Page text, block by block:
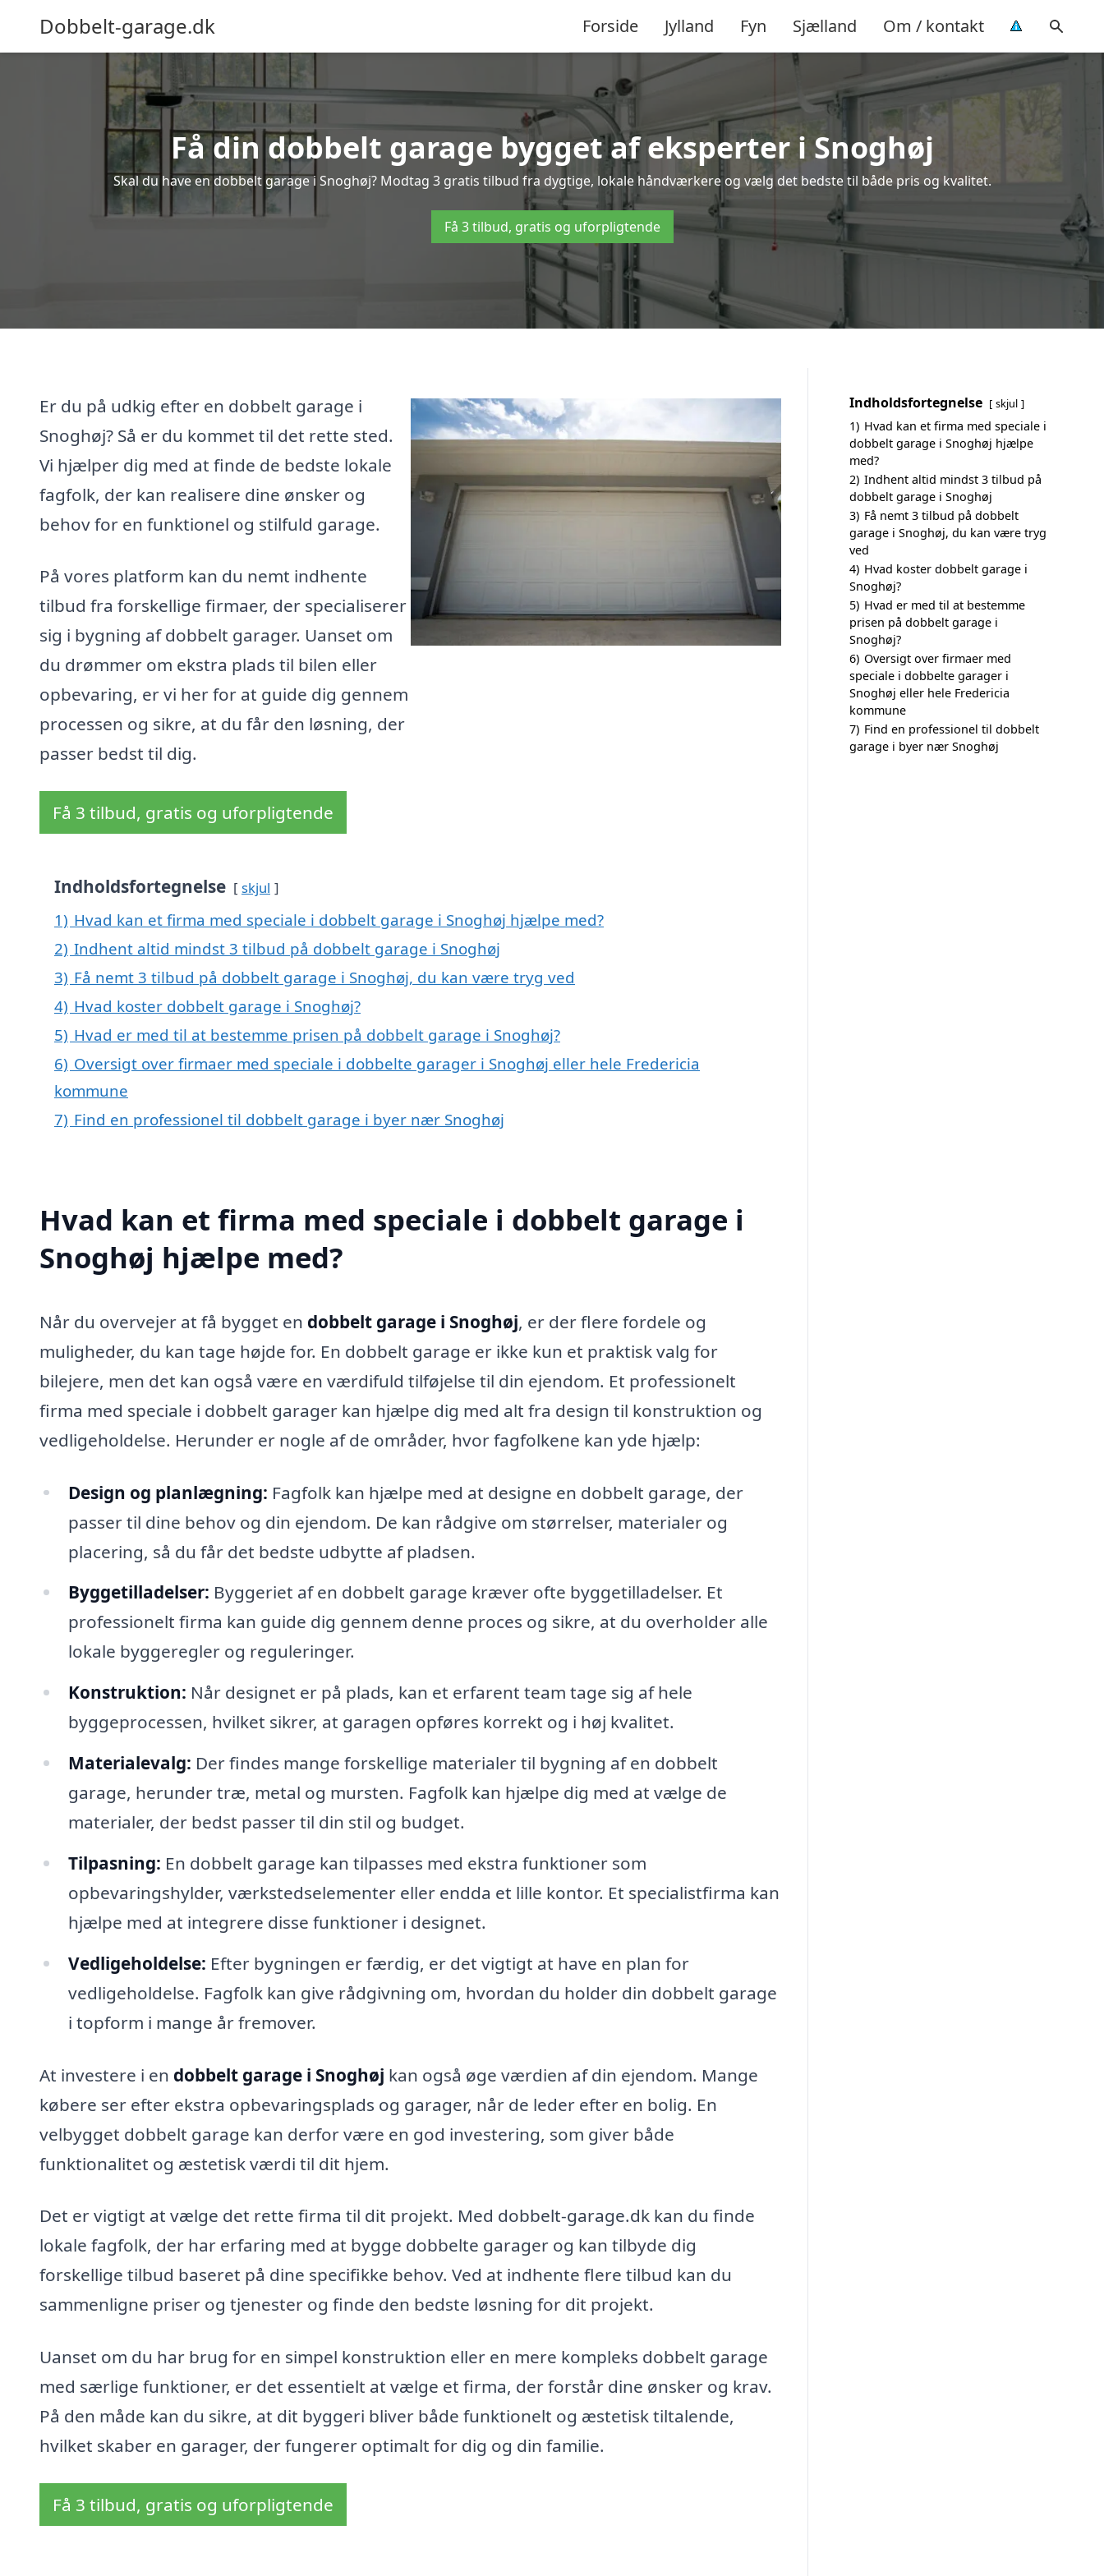
Dobbelt-garage.dk Forside Jylland Fyn Sjælland Om / kontakt
Få din dobbelt garage bygget af eksperter i Snoghøj
Skal du have en dobbelt garage i Snoghøj? Modtag 3 gratis tilbud fra dygtige, lokale håndværkere og vælg det bedste til både pris og kvalitet.
Få 3 tilbud, gratis og uforpligtende
Er du på udkig efter en dobbelt garage i
Snoghøj? Så er du kommet til det rette sted.
Vi hjælper dig med at finde de bedste lokale
fagfolk, der kan realisere dine ønsker og
behov for en funktionel og stilfuld garage.
På vores platform kan du nemt indhente
tilbud fra forskellige firmaer, der specialiserer
sig i bygning af dobbelt garager. Uanset om
du drømmer om ekstra plads til bilen eller
opbevaring, er vi her for at guide dig gennem
processen og sikre, at du får den løsning, der
passer bedst til dig.
Få 3 tilbud, gratis og uforpligtende
Indholdsfortegnelse skjul
1) Hvad kan et firma med speciale i dobbelt garage i Snoghøj hjælpe med?
2) Indhent altid mindst 3 tilbud på dobbelt garage i Snoghøj
3) Få nemt 3 tilbud på dobbelt garage i Snoghøj, du kan være tryg ved
4) Hvad koster dobbelt garage i Snoghøj?
5) Hvad er med til at bestemme prisen på dobbelt garage i Snoghøj?
6) Oversigt over firmaer med speciale i dobbelte garager i Snoghøj eller hele Fredericia
kommune
7) Find en professionel til dobbelt garage i byer nær Snoghøj
Hvad kan et firma med speciale i dobbelt garage i
Snoghøj hjælpe med?
Når du overvejer at få bygget en dobbelt garage i Snoghøj, er der flere fordele og
muligheder, du kan tage højde for. En dobbelt garage er ikke kun et praktisk valg for
bilejere, men det kan også være en værdifuld tilføjelse til din ejendom. Et professionelt
firma med speciale i dobbelt garager kan hjælpe dig med alt fra design til konstruktion og
vedligeholdelse. Herunder er nogle af de områder, hvor fagfolkene kan yde hjælp:
Design og planlægning: Fagfolk kan hjælpe med at designe en dobbelt garage, der
passer til dine behov og din ejendom. De kan rådgive om størrelser, materialer og
placering, så du får det bedste udbytte af pladsen.
Byggetilladelser: Byggeriet af en dobbelt garage kræver ofte byggetilladelser. Et
professionelt firma kan guide dig gennem denne proces og sikre, at du overholder alle
lokale byggeregler og reguleringer.
Konstruktion: Når designet er på plads, kan et erfarent team tage sig af hele
byggeprocessen, hvilket sikrer, at garagen opføres korrekt og i høj kvalitet.
Materialevalg: Der findes mange forskellige materialer til bygning af en dobbelt
garage, herunder træ, metal og mursten. Fagfolk kan hjælpe dig med at vælge de
materialer, der bedst passer til din stil og budget.
Tilpasning: En dobbelt garage kan tilpasses med ekstra funktioner som
opbevaringshylder, værkstedselementer eller endda et lille kontor. Et specialistfirma kan
hjælpe med at integrere disse funktioner i designet.
Vedligeholdelse: Efter bygningen er færdig, er det vigtigt at have en plan for
vedligeholdelse. Fagfolk kan give rådgivning om, hvordan du holder din dobbelt garage
i topform i mange år fremover.
At investere i en dobbelt garage i Snoghøj kan også øge værdien af din ejendom. Mange
købere ser efter ekstra opbevaringsplads og garager, når de leder efter en bolig. En
velbygget dobbelt garage kan derfor være en god investering, som giver både
funktionalitet og æstetisk værdi til dit hjem.
Det er vigtigt at vælge det rette firma til dit projekt. Med dobbelt-garage.dk kan du finde
lokale fagfolk, der har erfaring med at bygge dobbelte garager og kan tilbyde dig
forskellige tilbud baseret på dine specifikke behov. Ved at indhente flere tilbud kan du
sammenligne priser og tjenester og finde den bedste løsning for dit projekt.
Uanset om du har brug for en simpel konstruktion eller en mere kompleks dobbelt garage
med særlige funktioner, er det essentielt at vælge et firma, der forstår dine ønsker og krav.
På den måde kan du sikre, at dit byggeri bliver både funktionelt og æstetisk tiltalende,
hvilket skaber en garager, der fungerer optimalt for dig og din familie.
Få 3 tilbud, gratis og uforpligtende
Indholdsfortegnelse skjul
1) Hvad kan et firma med speciale i
dobbelt garage i Snoghøj hjælpe
med?
2) Indhent altid mindst 3 tilbud på
dobbelt garage i Snoghøj
3) Få nemt 3 tilbud på dobbelt
garage i Snoghøj, du kan være tryg
ved
4) Hvad koster dobbelt garage i
Snoghøj?
5) Hvad er med til at bestemme
prisen på dobbelt garage i
Snoghøj?
6) Oversigt over firmaer med
speciale i dobbelte garager i
Snoghøj eller hele Fredericia
kommune
7) Find en professionel til dobbelt
garage i byer nær Snoghøj